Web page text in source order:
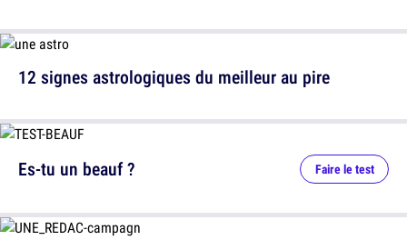
12 signes astrologiques du meilleur au pire
Es-tu un beauf ? Faire le test